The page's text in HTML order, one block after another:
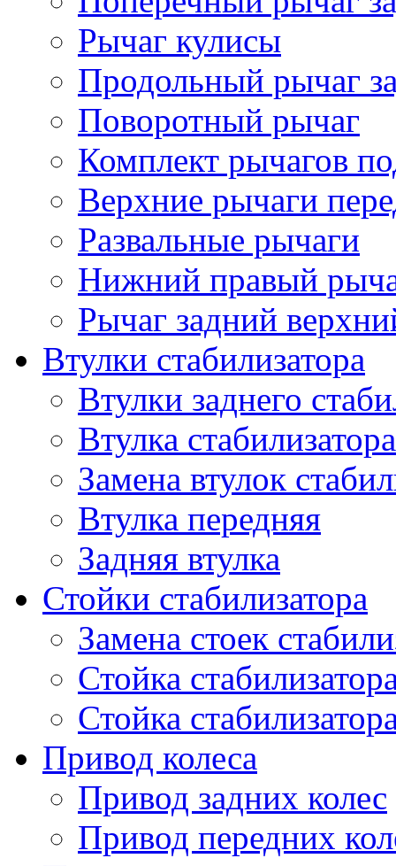
Рычаг кулисы
Продольный рычаг
Поворотный рычаг
Комплект рычагов
Верхние рычаги
Развальные рычаги
Нижний правый
Рычаг задний
Втулки стабилизатора
Втулки заднего
Втулка
Замена втулок
Втулка передняя
Задняя втулка
Стойки стабилизатора
Замена стоек
Стойка
Стойка
Привод колеса
Привод задних колес
Привод передних